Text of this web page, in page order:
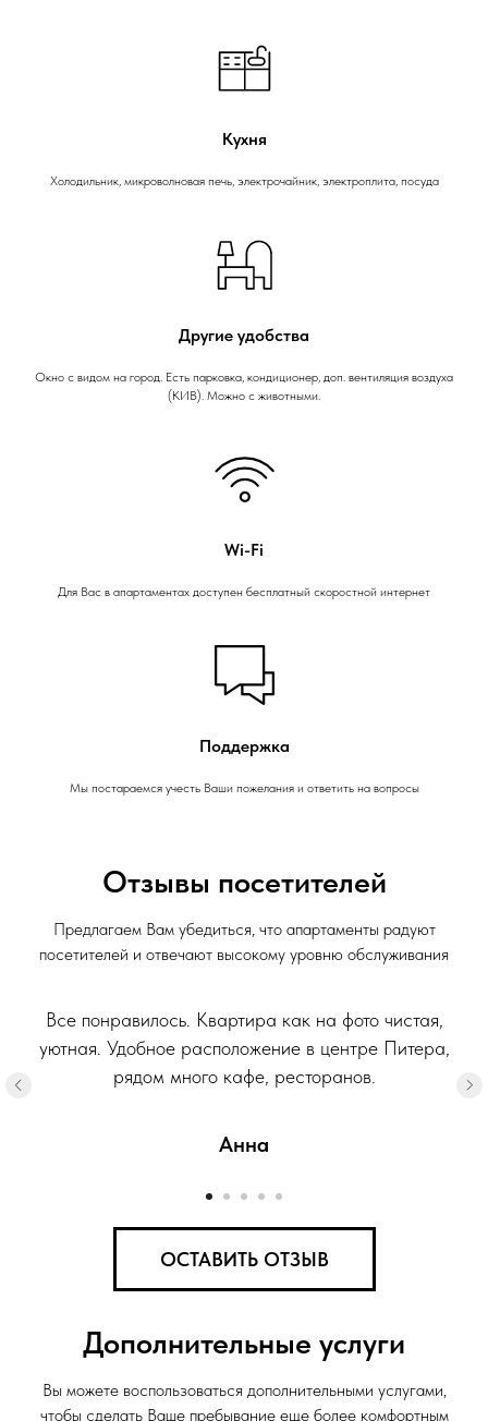
Кухня
Холодильник, микроволновая печь, электрочайник, электроплита, посуда
Другие удобства
Окно с видом на город. Есть парковка, кондиционер, доп. вентиляция воздуха
(КИВ). Можно с животными.
Wi-Fi
Для Вас в апартаментах доступен бесплатный скоростной интернет
Поддержка
Мы постараемся учесть Ваши пожелания и ответить на вопросы
Отзывы посетителей
Предлагаем Вам убедиться, что апартаменты радуют
посетителей и отвечают высокому уровню обслуживания
Все понравилось. Квартира как на фото чистая,
уютная. Удобное расположение в центре Питера,
рядом много кафе, ресторанов.
Анна
ОСТАВИТЬ ОТЗЫВ
Дополнительные услуги
Вы можете воспользоваться дополнительными услугами,
чтобы сделать Ваше пребывание еще более комфортным